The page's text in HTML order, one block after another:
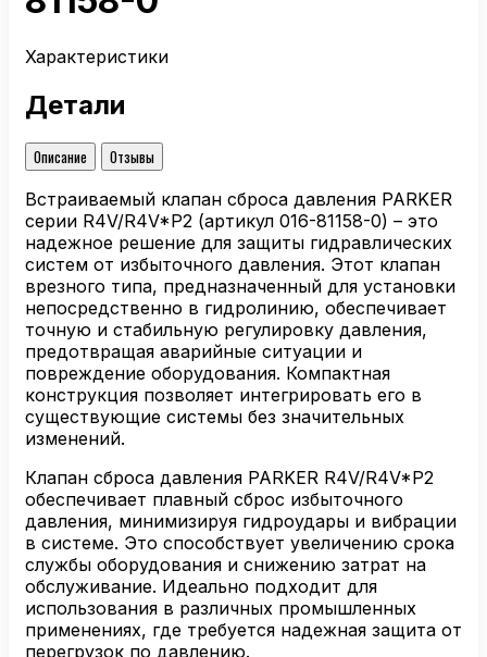
Характеристики
Детали
Описание
Отзывы
Встраиваемый клапан сброса давления PARKER
серии R4V/R4V*P2 (артикул 016-81158-0) – это
надежное решение для защиты гидравлических
систем от избыточного давления. Этот клапан
врезного типа, предназначенный для установки
непосредственно в гидролинию, обеспечивает
точную и стабильную регулировку давления,
предотвращая аварийные ситуации и
повреждение оборудования. Компактная
конструкция позволяет интегрировать его в
существующие системы без значительных
изменений.
Клапан сброса давления PARKER R4V/R4V*P2
обеспечивает плавный сброс избыточного
давления, минимизируя гидроудары и вибрации
в системе. Это способствует увеличению срока
службы оборудования и снижению затрат на
обслуживание. Идеально подходит для
использования в различных промышленных
применениях, где требуется надежная защита от
перегрузок по давлению.